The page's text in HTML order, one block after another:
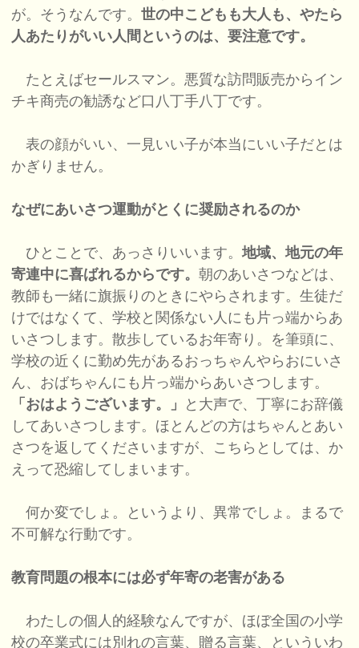
が。そうなんです。世の中こどもも大人も、やたら
人あたりがいい人間というのは、要注意です。
たとえばセールスマン。悪質な訪問販売からイン
チキ商売の勧誘など口八丁手八丁です。
表の顔がいい、一見いい子が本当にいい子だとは
かぎりません。
なぜにあいさつ運動がとくに奨励されるのか
ひとことで、あっさりいいます。地域、地元の年
寄連中に喜ばれるからです。朝のあいさつなどは、
教師も一緒に旗振りのときにやらされます。生徒だ
けではなくて、学校と関係ない人にも片っ端からあ
いさつします。散歩しているお年寄り。を筆頭に、
学校の近くに勤め先があるおっちゃんやらおにいさ
ん、おばちゃんにも片っ端からあいさつします。
「おはようございます。」
と大声で、丁寧にお辞儀
してあいさつします。ほとんどの方はちゃんとあい
さつを返してくださいますが、こちらとしては、か
えって恐縮してしまいます。
何か変でしょ。というより、異常でしょ。まるで
不可解な行動です。
教育問題の根本には必ず年寄の老害がある
わたしの個人的経験なんですが、ほぼ全国の小学
校の卒業式には別れの言葉、贈る言葉、といういわ